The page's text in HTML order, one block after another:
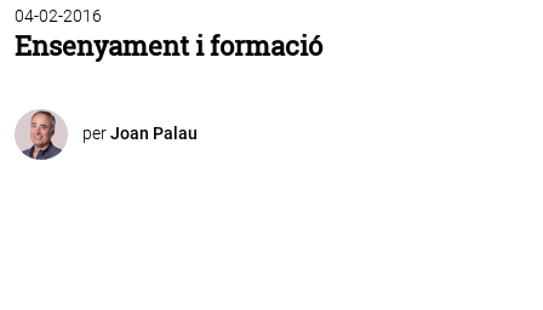
04-02-2016
Ensenyament i formació
perJoan Palau